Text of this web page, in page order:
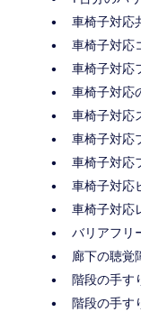
車椅子対応
車椅子対応
車椅子対応
車椅子対応
車椅子対応
車椅子対応
車椅子対応
車椅子対応
車椅子対応
バリアフリ
廊下の聴覚
階段の手す
階段の手す